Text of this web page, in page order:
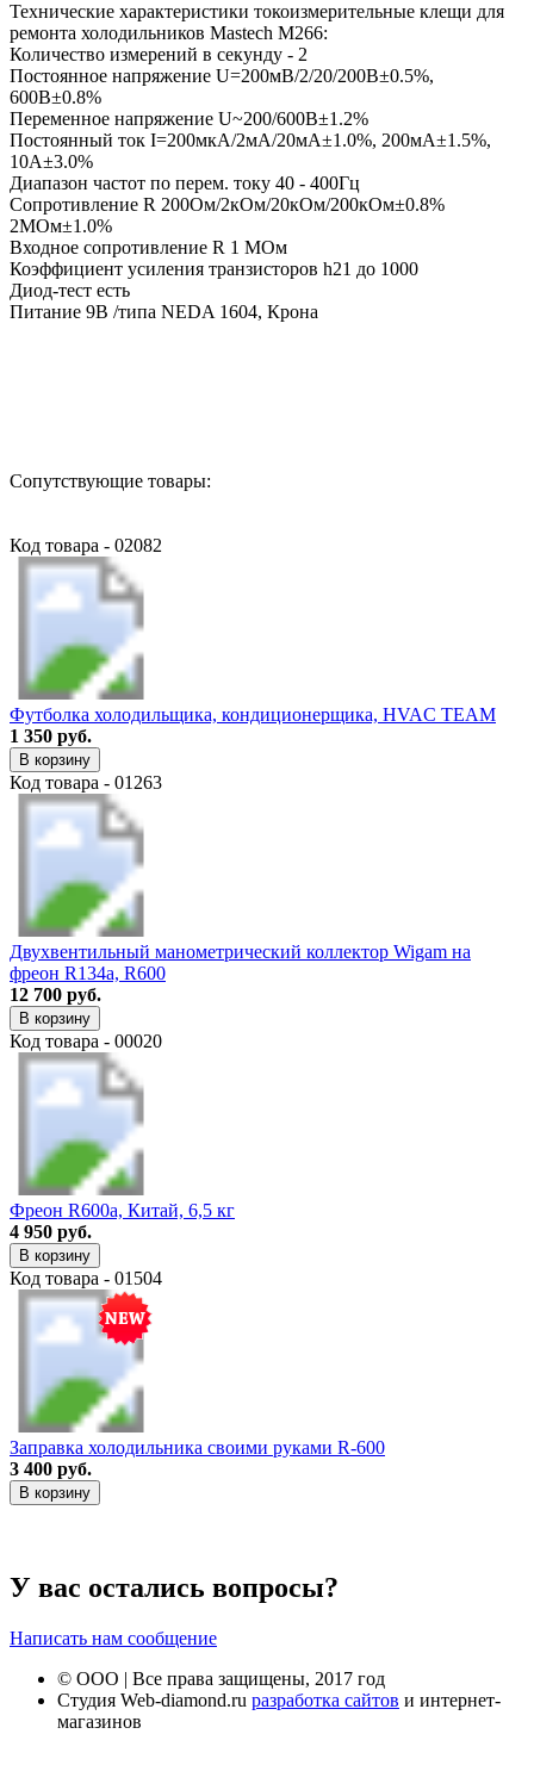
Технические характеристики токоизмерительные клещи для
ремонта холодильников Mastech M266:
Количество измерений в секунду - 2
Постоянное напряжение U=200мВ/2/20/200В±0.5%,
600В±0.8%
Переменное напряжение U~200/600В±1.2%
Постоянный ток I=200мкА/2мА/20мA±1.0%, 200мA±1.5%,
10A±3.0%
Диапазон частот по перем. току 40 - 400Гц
Сопротивление R 200Ом/2кОм/20кОм/200кОм±0.8%
2MОм±1.0%
Входное сопротивление R 1 МОм
Коэффициент усиления транзисторов h21 до 1000
Диод-тест есть
Питание 9В /типа NEDA 1604, Крона
Сопутствующие товары:
Код товара - 02082
Футболка холодильщика, кондиционерщика, HVAC TEAM
1 350 руб.
В корзину
Код товара - 01263
Двухвентильный манометрический коллектор Wigam на
фреон R134a, R600
12 700 руб.
В корзину
Код товара - 00020
Фреон R600a, Китай, 6,5 кг
4 950 руб.
В корзину
Код товара - 01504
Заправка холодильника своими руками R-600
3 400 руб.
В корзину
У вас остались вопросы?
Написать нам сообщение
© ООО | Все права защищены, 2017 год
Студия Web-diamond.ru разработка сайтов и интернет-
магазинов